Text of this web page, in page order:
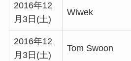
2016年12
月3日(土)
Wiwek
2016年12
月3日(土)
Tom Swoon